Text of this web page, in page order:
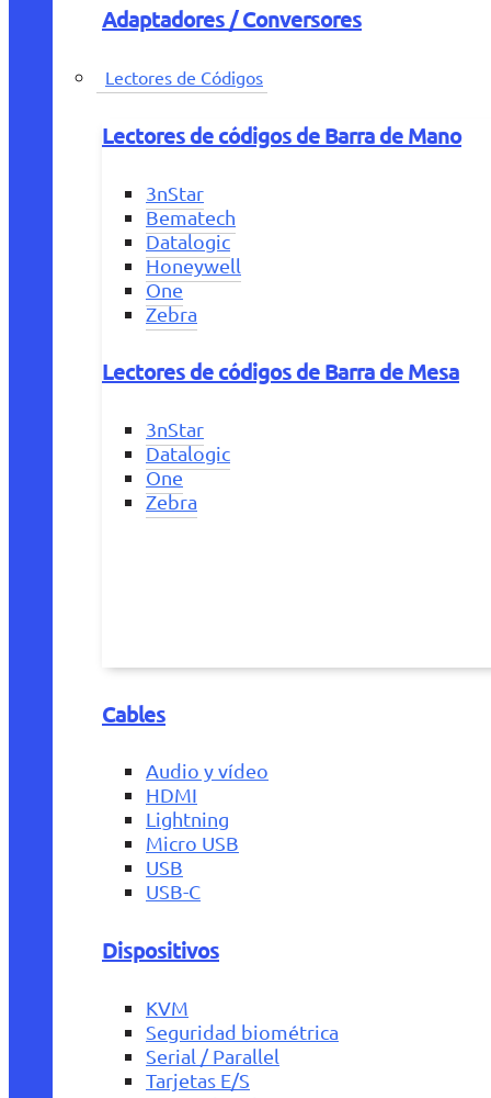
Adaptadores / Conversores
Lectores de Códigos
Lectores de códigos de Barra de Mano
3nStar
Bematech
Datalogic
Honeywell
One
Zebra
Lectores de códigos de Barra de Mesa
3nStar
Datalogic
One
Zebra
Cables
Audio y vídeo
HDMI
Lightning
Micro USB
USB
USB-C
Dispositivos
KVM
Seguridad biométrica
Serial / Parallel
Tarjetas E/S